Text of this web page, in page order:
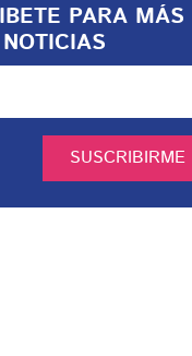
PARA MÁS
NOTICIAS
SUSCRIBIRME